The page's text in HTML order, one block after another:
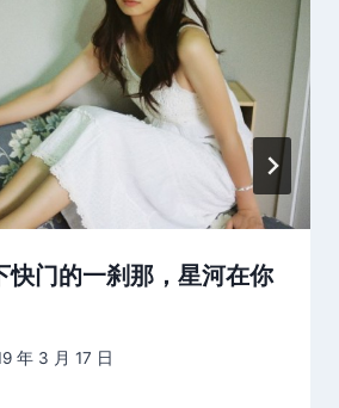
门的一刹那，星河在你
年 3 月 17 日